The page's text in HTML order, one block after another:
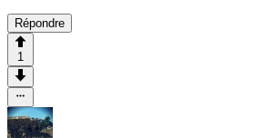
Répondre
1